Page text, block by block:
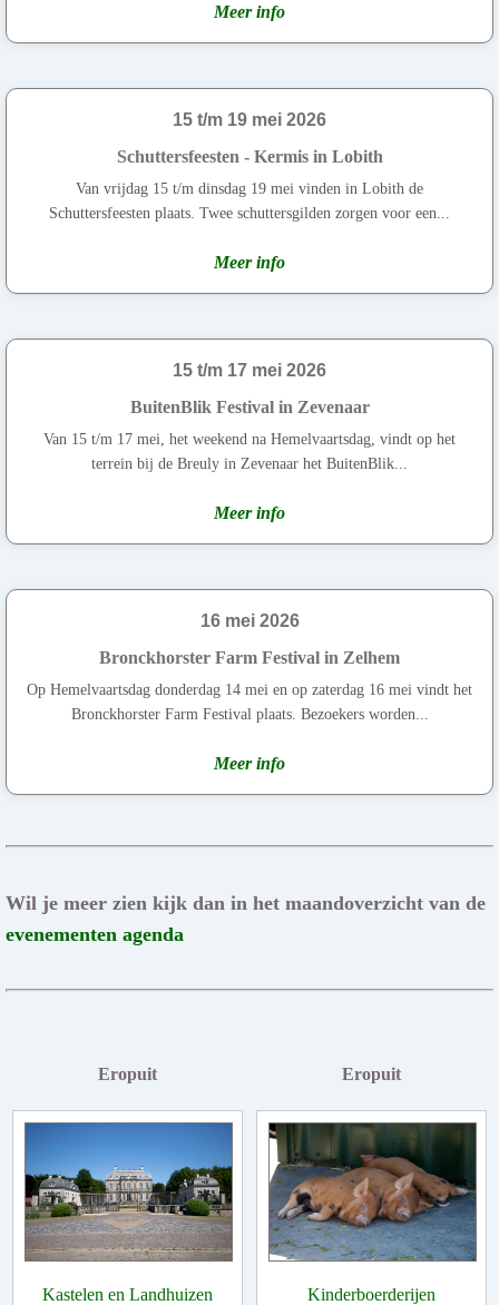
Meer info
15 t/m 19 mei 2026
Schuttersfeesten - Kermis in Lobith
Van vrijdag 15 t/m dinsdag 19 mei vinden in Lobith de
Schuttersfeesten plaats. Twee schuttersgilden zorgen voor een...
Meer info
15 t/m 17 mei 2026
BuitenBlik Festival in Zevenaar
Van 15 t/m 17 mei, het weekend na Hemelvaartsdag, vindt op het
terrein bij de Breuly in Zevenaar het BuitenBlik...
Meer info
16 mei 2026
Bronckhorster Farm Festival in Zelhem
Op Hemelvaartsdag donderdag 14 mei en op zaterdag 16 mei vindt het
Bronckhorster Farm Festival plaats. Bezoekers worden...
Meer info
Wil je meer zien kijk dan in het maandoverzicht van de
evenementen agenda
Eropuit
Kastelen en Landhuizen
Eropuit
Kinderboerderijen